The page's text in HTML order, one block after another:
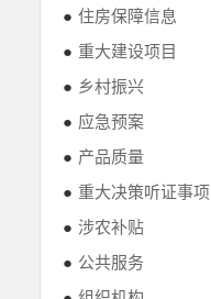
● 住房保障信息
● 重大建设项目
● 乡村振兴
● 应急预案
● 产品质量
● 重大决策听证事项
● 涉农补贴
● 公共服务